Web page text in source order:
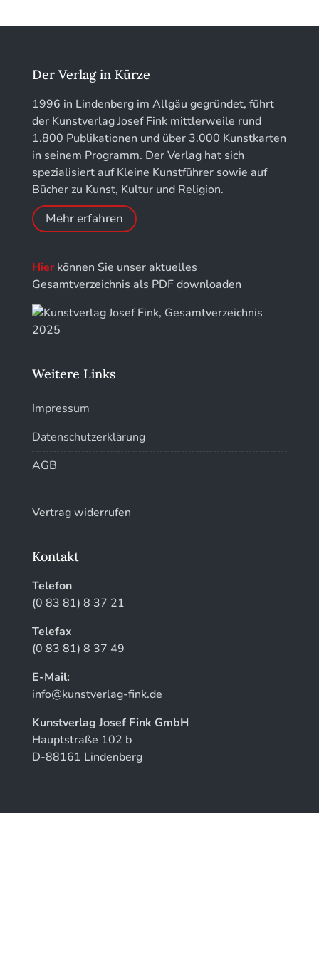
Kunstführer K
Kunstführer M
Kunstführer NO
Kunstführer PQ
Kunstführer R
Kunstführer Sch
Kunstführer St
löhe:porträts
Jahresschriften der DGC Deutsche Gesellschaft
für Chronometrie
Jahrbuch der Stiftung Thüringer Schlösser und
Gärten
Der Verlag in Kürze
1996 in Lindenberg im Allgäu gegründet, führt
der Kunstverlag Josef Fink mittlerweile rund
1.800 Publikationen und über 3.000 Kunstkarten
in seinem Programm. Der Verlag hat sich
spezialisiert auf Kleine Kunstführer sowie auf
Bücher zu Kunst, Kultur und Religion.
Mehr erfahren
Hierkönnen Sie unser aktuelles
Gesamtverzeichnis als PDF downloaden
Weitere Links
Impressum
Datenschutzerklärung
AGB
Vertrag widerrufen
Kontakt
Telefon
(0 83 81) 8 37 21
Telefax
(0 83 81) 8 37 49
E-Mail:
info@kunstverlag-fink.de
Kunstverlag Josef Fink GmbH
Hauptstraße 102 b
D-88161 Lindenberg